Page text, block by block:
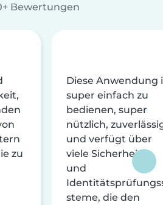
Bewertungen
zu
Diese Anwendung
super einfach zu
bedienen, super
nützlich,
und verfügt über
viele Sicherheits-
und
steme, die den